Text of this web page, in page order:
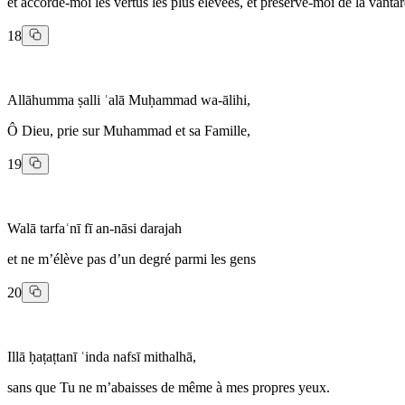
18
Allāhumma ṣalli ʿalā Muḥammad wa-ālihi,
Ô Dieu, prie sur Muhammad et sa Famille,
19
Walā tarfaʿnī fī an-nāsi darajah
et ne m’élève pas d’un degré parmi les gens
20
Illā ḥaṭaṭtanī ʿinda nafsī mithalhā,
sans que Tu ne m’abaisses de même à mes propres yeux.